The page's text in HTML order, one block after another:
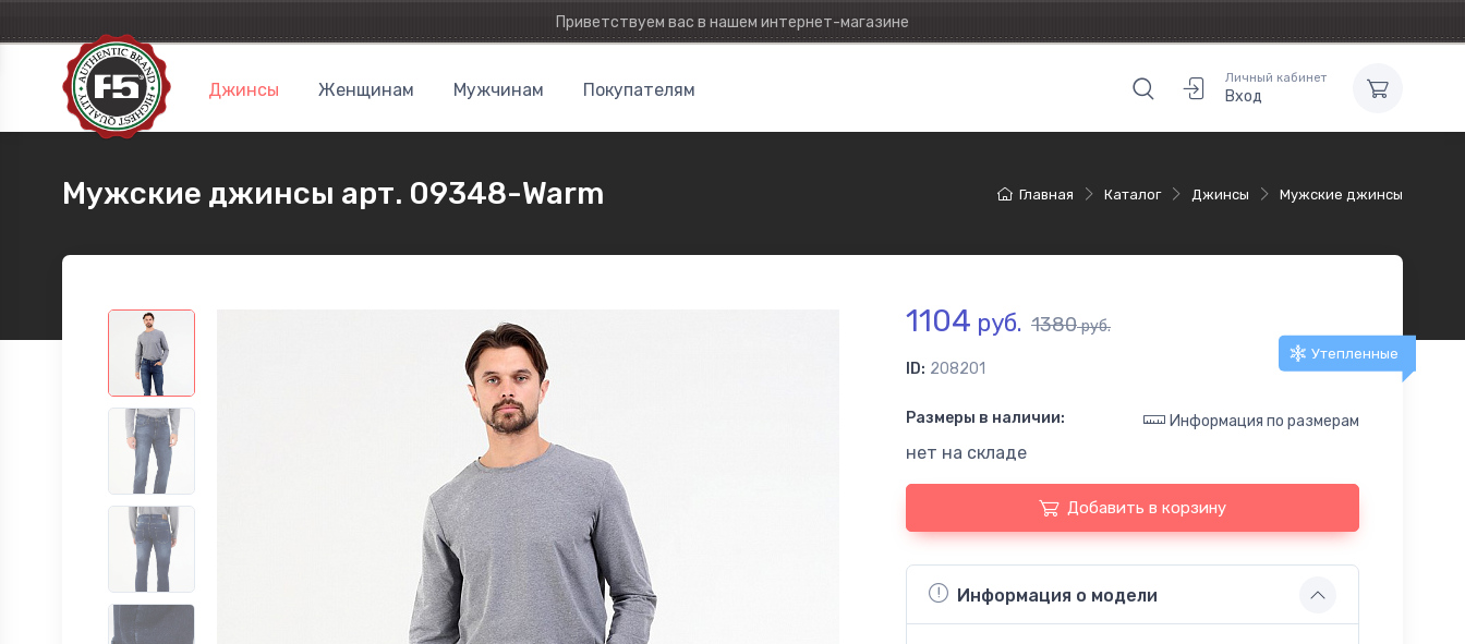
Приветствуем вас в нашем интернет-магазине
Личный кабинет
Вход
Джинсы Женщинам Мужчинам Покупателям
Главная Каталог Джинсы Мужские джинсы
Мужские джинсы арт. 09348-Warm
1104 руб. 1380руб.
Утепленные
ID: 208201
Размеры в наличии: Информация по размерам
нет на складе
Добавить в корзину
Информация о модели